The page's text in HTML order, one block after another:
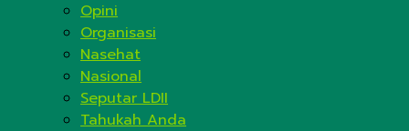
Opini
Organisasi
Nasehat
Nasional
Seputar LDII
Tahukah Anda